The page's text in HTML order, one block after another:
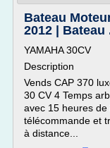
Bateau
2012 | Bateau
YAMAHA 30CV
Description
Vends CAP 370
30 CV 4 Temps
avec 15 heures
télécommande et
à distance...